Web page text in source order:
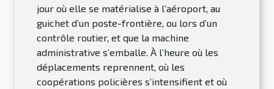
jour où elle se matérialise à l’aéroport, au
guichet d’un poste-frontière, ou lors d’un
contrôle routier, et que la machine
administrative s’emballe. À l’heure où les
déplacements reprennent, où les
coopérations policières s’intensifient et où